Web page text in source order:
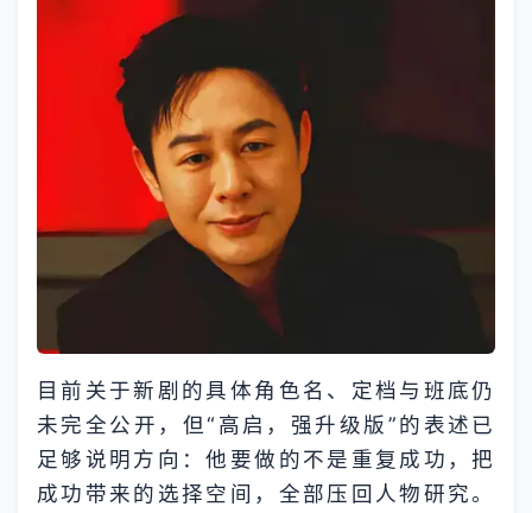
目前关于新剧的具体角色名、定档与班底仍
未完全公开，但“高启，强升级版”的表述已
足够说明方向：他要做的不是重复成功，把
成功带来的选择空间，全部压回人物研究。